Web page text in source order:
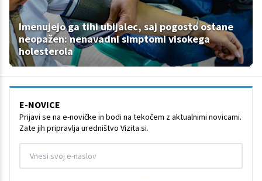
Imenujejo ga tihi ubijalec, saj pogosto ostane
neopažen: nenavadni simptomi visokega
holesterola
E-NOVICE
Prijavi se na e-novičke in bodi na tekočem z aktualnimi novicami.
Zate jih pripravlja uredništvo Vizita.si.